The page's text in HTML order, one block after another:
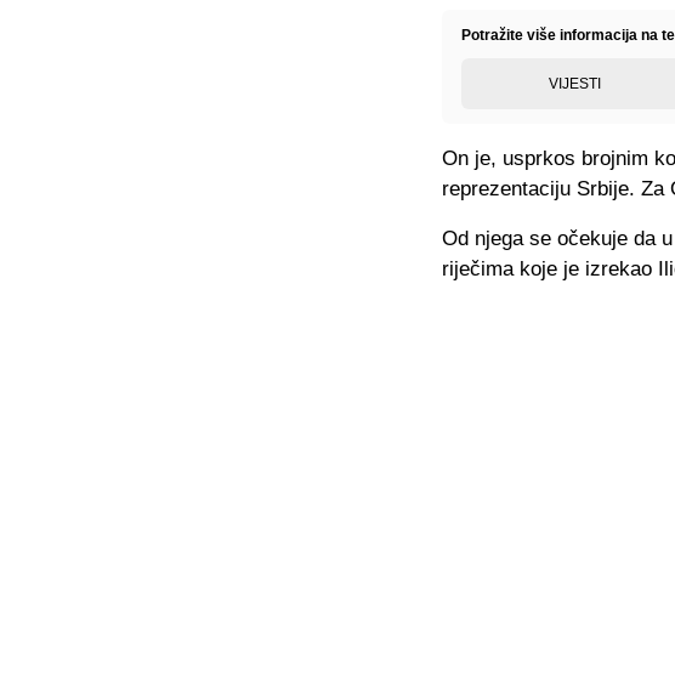
Potražite više informacija na
VIJESTI
On je, usprkos brojnim
reprezentaciju Srbije. Za
Od njega se očekuje da
riječima koje je izrekao